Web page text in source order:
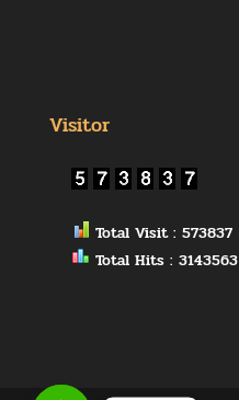
Visitor
Total Visit : 573837
Total Hits : 3143563